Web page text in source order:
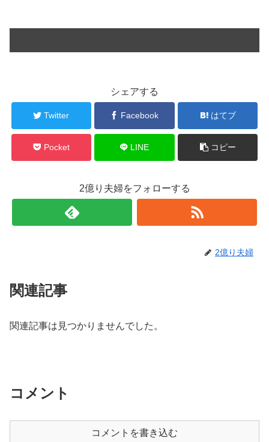
シェアする
Twitter Facebook はてブ
Pocket LINE コピー
2億り夫婦をフォローする
2億り夫婦
関連記事
関連記事は見つかりませんでした。
コメント
コメントを書き込む